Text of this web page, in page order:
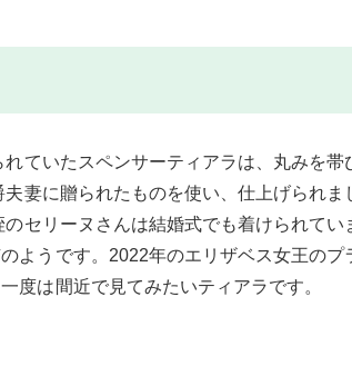
ていたスペンサーティアラは、丸みを
妻に贈られたものを使い、仕上げられ
セリーヌさんは結婚式でも着けられて
ようです。2022年のエリザベス女王の
度は間近で見てみたいティアラです。